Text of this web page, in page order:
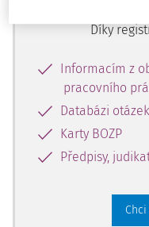
Díky
Informacím z
pracovního
Databázi
Karty BOZP
Předpisy,